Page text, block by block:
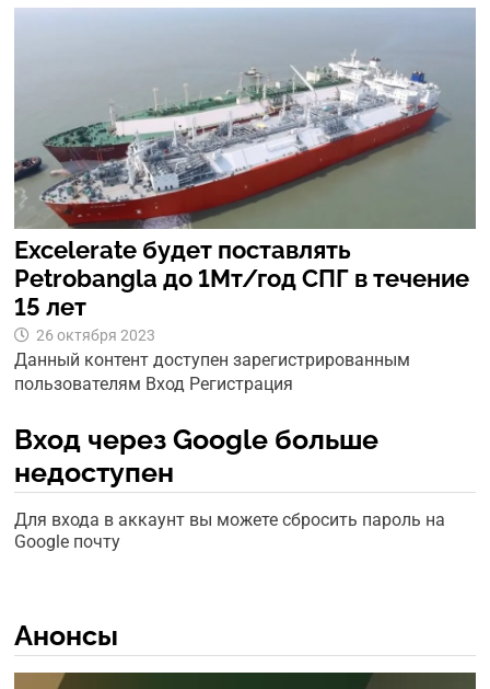
Excelerate будет поставлять
Petrobangla до 1Мт/год СПГ в течение
15 лет
26 октября 2023
Данный контент доступен зарегистрированным
пользователям Вход Регистрация
Вход через Google больше
недоступен
Для входа в аккаунт вы можете сбросить пароль на
Google почту
Анонсы